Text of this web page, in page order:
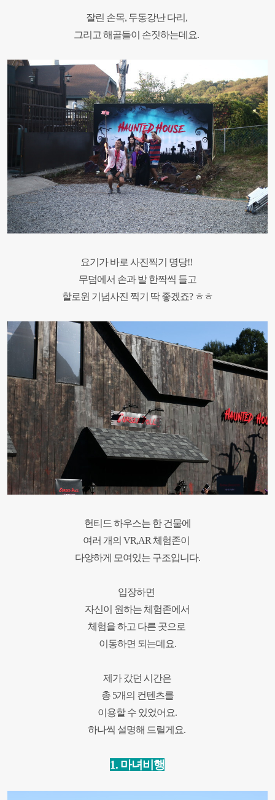
잘린 손목, 두동강난 다리,
그리고 해골들이 손짓하는데요.
요기가 바로 사진찍기 명당!!
무덤에서 손과 발 한짝씩 들고
할로윈 기념사진 찍기 딱 좋겠죠? ㅎㅎ
헌티드 하우스는 한 건물에
여러 개의 VR,AR 체험존이
다양하게 모여있는 구조입니다.
입장하면
자신이 원하는 체험존에서
체험을 하고 다른 곳으로
이동하면 되는데요.
제가 갔던 시간은
총 5개의 컨텐츠를
이용할 수 있었어요.
하나씩 설명해 드릴게 요.
1. 마녀비행